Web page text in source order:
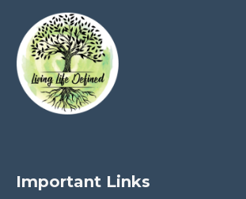
Important Links